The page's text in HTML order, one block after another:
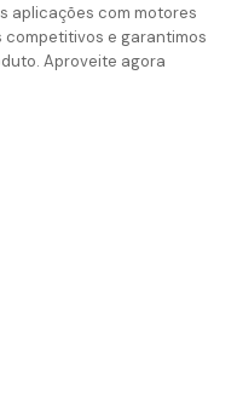
aplicações com motores
e garantimos
Aproveite agora